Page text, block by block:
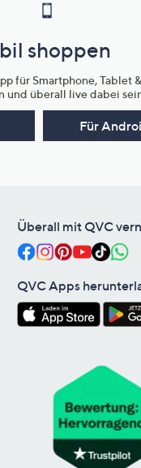
shoppen
für Smartphone, Tablet
und überall live dabei
Für
Überall mit QVC
QVC Apps